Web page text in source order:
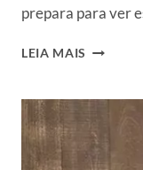
prepara para ver
LEIA MAIS MISTÉRIO
–
VEZES
EM